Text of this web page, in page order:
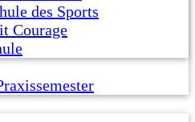
des Sports
Courage